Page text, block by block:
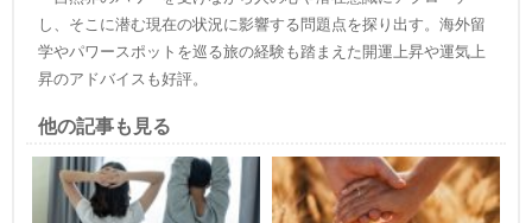
し、そこに潜む現在の状況に影響する問題点を探り出す。海外留
学やパワースポットを巡る旅の経験も踏まえた開運上昇や運気上
昇のアドバイスも好評。
他の記事も見る